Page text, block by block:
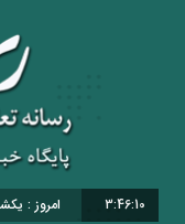
3:46:11 برابر با : 25 - صفر - 1448